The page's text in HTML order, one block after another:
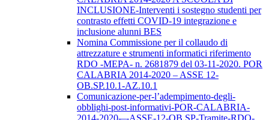
INCLUSIONE-Interventi i sostegno studenti per
contrasto effetti COVID-19 integrazione e
inclusione alunni BES
Nomina Commissione per il collaudo di
attrezzature e strumenti informatici riferimento
RDO -MEPA- n. 2681879 del 03-11-2020. POR
CALABRIA 2014-2020 – ASSE 12-
OB.SP.10.1-AZ.10.1
Comunicazione-per-l’adempimento-degli-
obblighi-post-informativi-POR-CALABRIA-